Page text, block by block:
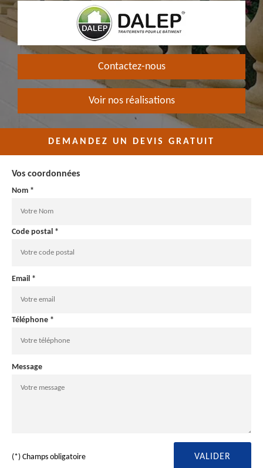
Contactez-nous
Voir nos réalisations
DEMANDEZ UN DEVIS GRATUIT
Vos coordonnées
Nom *
Code postal *
Email *
Téléphone *
Message
(*) Champs obligatoire